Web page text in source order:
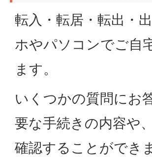
転入・転居・転出・
ホやパソコンでご自
ます。
いくつかの質問にお
要な手続きの内容や
確認することができ